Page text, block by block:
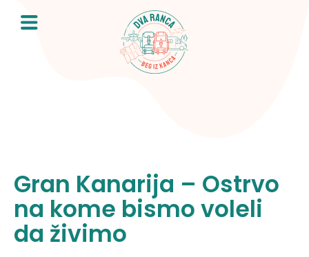
content
Gran Kanarija – Ostrvo
na kome bismo voleli
da živimo